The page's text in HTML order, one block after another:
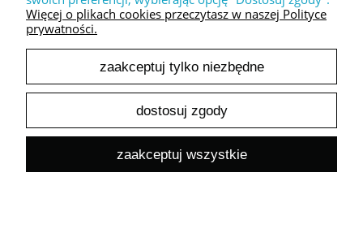
Dekoracyjny stempel " Wesołego Alleluja + królik "
17,50 zł
Więcej o plikach cookies przeczytasz w naszej Polityce
prywatności.
zaakceptuj tylko niezbędne
dostosuj zgody
zaakceptuj wszystkie